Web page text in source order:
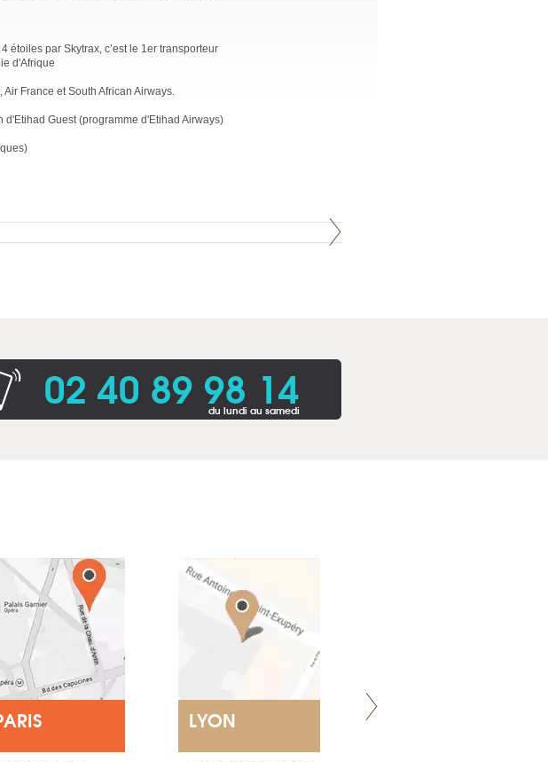
étoiles par Skytrax, c’est le 1er transporteur
d'Afrique
France et South African Airways.
Guest (programme d'Etihad Airways)
02 40 89 98 14
du lundi au samedi
LYON